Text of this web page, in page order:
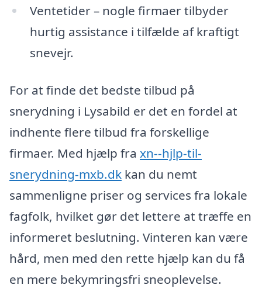
Ventetider – nogle firmaer tilbyder
hurtig assistance i tilfælde af kraftigt
snevejr.
For at finde det bedste tilbud på
snerydning i Lysabild er det en fordel at
indhente flere tilbud fra forskellige
firmaer. Med hjælp fra xn--hjlp-til-
snerydning-mxb.dk kan du nemt
sammenligne priser og services fra lokale
fagfolk, hvilket gør det lettere at træffe en
informeret beslutning. Vinteren kan være
hård, men med den rette hjælp kan du få
en mere bekymringsfri sneoplevelse.